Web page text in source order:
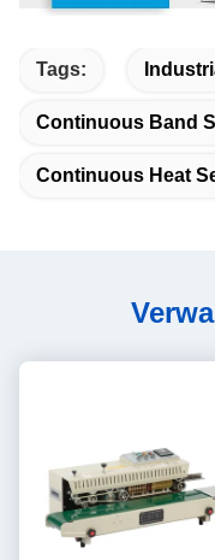
Tags:
Continuous Band
Continuous Heat